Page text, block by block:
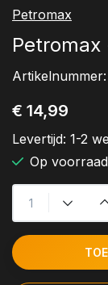
Petromax
Artikelnummer:
€ 14,99
Levertijd: 1-2
Op voorraad